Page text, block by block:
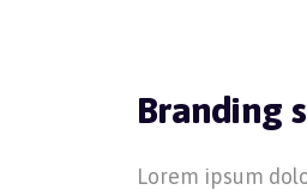
Branding
Lorem ipsum